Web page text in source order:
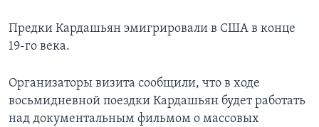
Предки Кардашьян эмигрировали в США в конце
19-го века.
Организаторы визита сообщили, что в ходе
восьмидневной поездки Кардашьян будет работать
над документальным фильмом о массовых